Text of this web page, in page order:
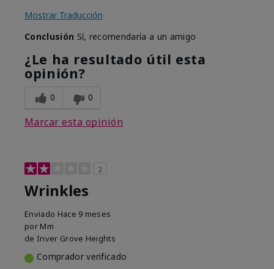
Mostrar Traducción
Conclusión Sí, recomendaría a un amigo
¿Le ha resultado útil esta
opinión?
0 0
Marcar esta opinión
2
Wrinkles
Enviado Hace 9 meses
por Mm
de Inver Grove Heights
Comprador verificado